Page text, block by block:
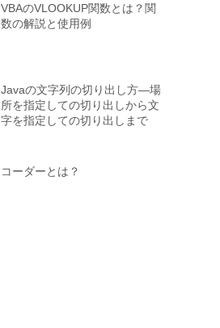
VBAのVLOOKUP関数とは？関
数の解説と使用例
Javaの文字列の切り出し方―場
所を指定しての切り出しから文
字を指定しての切り出しまで
コーダーとは？